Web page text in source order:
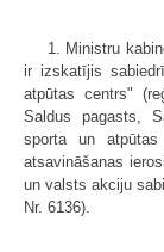
1. Ministru
ir izskatījis
atpūtas centrs"
Saldus pagasts,
sporta un atpūtas
atsavināšanas
un valsts akciju
Nr. 6136).